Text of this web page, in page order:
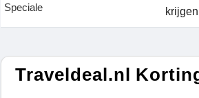
Speciale
Traveldeal.nl